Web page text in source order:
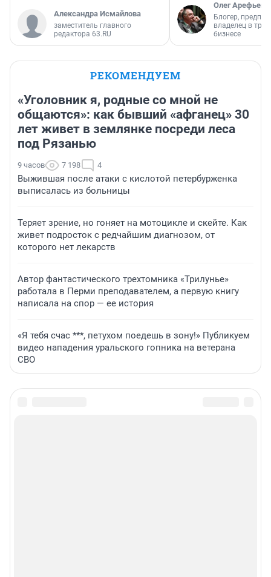
Александра Исмайлова
заместитель главного
редактора 63.RU
Олег Арефьев
Блогер,
владелец в
бизнесе
РЕКОМЕНДУЕМ
«Уголовник я, родные со мной не
общаются»: как бывший «афганец» 30
лет живет в землянке посреди леса
под Рязанью
9 часов 7 198 4
Выжившая после атаки с кислотой петербурженка
выписалась из больницы
Теряет зрение, но гоняет на мотоцикле и скейте. Как
живет подросток с редчайшим диагнозом, от
которого нет лекарств
Автор фантастического трехтомника «Трилунье»
работала в Перми преподавателем, а первую книгу
написала на спор — ее история
«Я тебя счас ***, петухом поедешь в зону!» Публикуем
видео нападения уральского гопника на ветерана
СВО